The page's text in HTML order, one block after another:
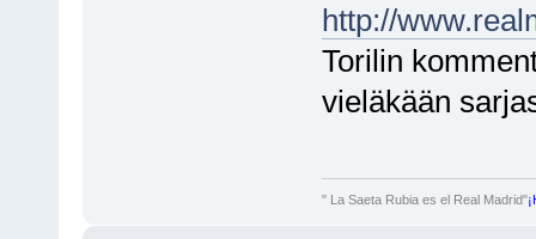
http://
Torilin
vieläkään
" La Saeta Rubia es el Real Madrid"